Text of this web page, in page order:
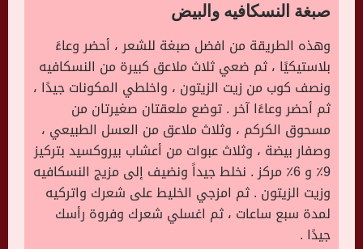
صبغة النسكافيه والبيض
وهذه الطريقة من افضل صبغة للشعر ، أحضر وعاءً
بلاستيكيًا ، ثم ضعي ثلاث ملاعق كبيرة من النسكافيه
ونصف كوب من زيت الزيتون ، واخلطي المكونات جيدًا ،
ثم أحضر وعاءًا آخر . توضع ملعقتان صغيرتان من
مسحوق الكركم ، وثلاث ملاعق من العسل الطبيعي ،
وصفار بيضة ، وثلاث عبوات من أعشاب بيروكسيد بتركيز
9٪ و 6٪ مركز . نخلط جيداً ونضيف إلى مزيج النسكافيه
وزيت الزيتون . ثم امزجي الخليط على شعرك واتركيه
لمدة سبع ساعات ، ثم اغسلي شعرك وفروة رأسك
جيدًا .